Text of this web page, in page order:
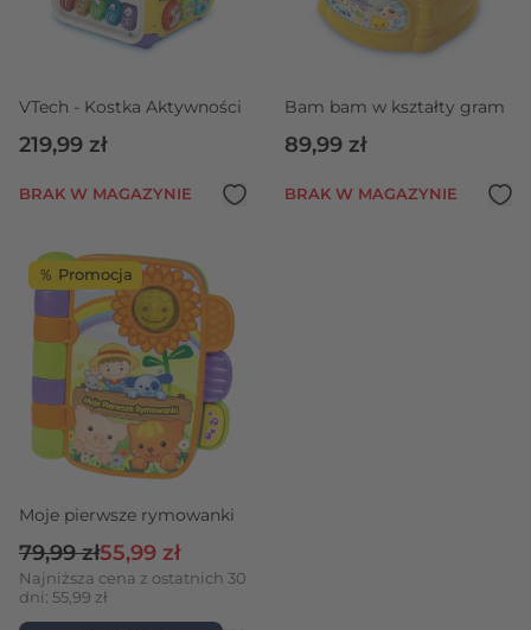
VTech - Kostka Aktywności
219,99 zł
BRAK W MAGAZYNIE
Bam bam w kształty gram
89,99 zł
BRAK W MAGAZYNIE
％ Promocja
Moje pierwsze rymowanki
Cena promocyjna
55,99 zł
Cena regularna
79,99 zł
Najniższa cena z ostatnich 30
dni: 55,99 zł